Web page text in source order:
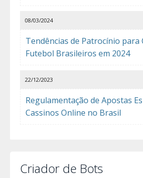
Tendências de Patrocínio para
Futebol Brasileiros em 2024
08/03/2024
Regulamentação de Apostas
Cassinos Online no Brasil
22/12/2023
Criador de Bots